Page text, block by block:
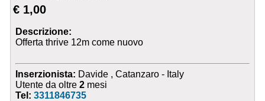
€ 1,00
Descrizione:
Offerta thrive 12m come nuovo
Inserzionista: Davide , Catanzaro - Italy
Utente da oltre2 mesi
Tel:3311846735